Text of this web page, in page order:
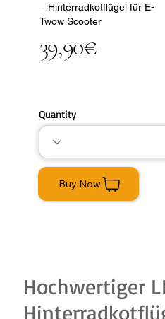
– Hinterradkotflügel für E-
Twow Scooter
39,90€
Quantity
Buy Now
Hochwertiger